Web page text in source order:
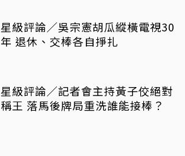
星級評論／吳宗憲胡瓜縱橫電視30
年 退休、交棒各自掙扎
星級評論／記者會主持黃子佼絕對
稱王 落馬後牌局重洗誰能接棒？